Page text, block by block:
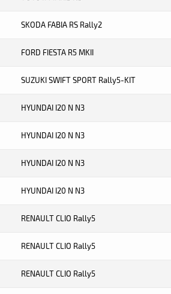
SKODA FABIA RS Rally2
FORD FIESTA R5 MKII
SUZUKI SWIFT SPORT Rally5-KIT
HYUNDAI I20 N N3
HYUNDAI I20 N N3
HYUNDAI I20 N N3
HYUNDAI I20 N N3
RENAULT CLIO Rally5
RENAULT CLIO Rally5
RENAULT CLIO Rally5